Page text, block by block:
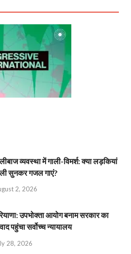
व्‍यवस्‍था में गाली-विमर्श: क्या लड़कियां
सुनकर गजल गाएं?
2, 2026
उपभोक्ता आयोग बनाम सरकार का
पहुंचा सर्वोच्च न्यायालय
28, 2026